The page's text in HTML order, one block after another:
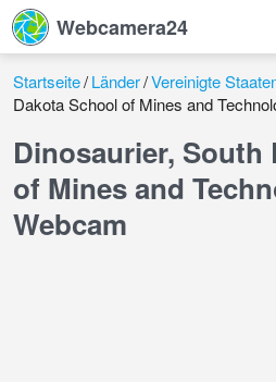
Webcamera24
Startseite Länder Vereinigte
Dakota School of Mines and
Dinosaurier, South
of Mines and
Webcam